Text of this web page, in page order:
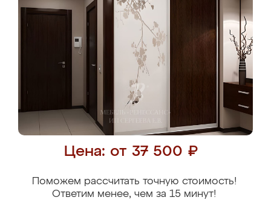
Цена: от 37 500 ₽
Поможем рассчитать точную стоимость!
Ответим менее, чем за 15 минут!